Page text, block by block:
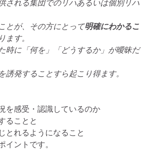
される集団でのリハあるいは個別リハ
、その方にとって明確にわかるこ
ます。
時に「何を」「どうするか」が曖昧だ
ることすら起こり得ます。
感受・認識しているのか
ことと
れるようになること
ントです。